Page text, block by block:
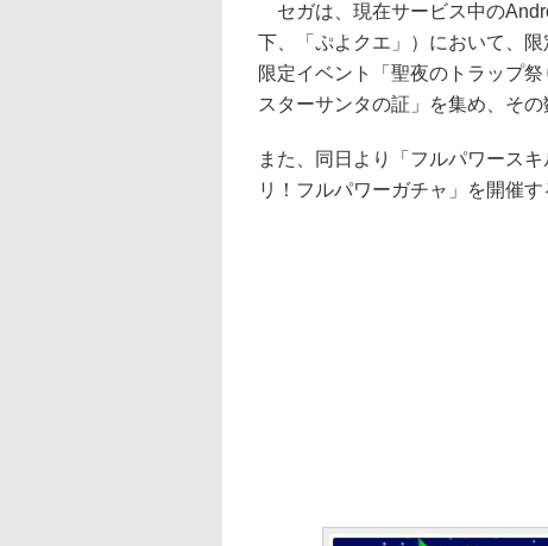
セガは、現在サービス中の
下、「ぷよクエ」）において、
限定イベント「聖夜のトラップ
スターサンタの証」を集め、そ
また、同日より「フルパワース
リ！フルパワーガチャ」を開催す